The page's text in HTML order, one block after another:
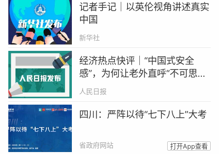
记者手记｜以英伦视角讲述真实
中国
新华社
经济热点快评｜“中国式安全
感”，为何让老外直呼“不可思
议”？
人民日报
四川：严阵以待“七下八上”大考
省政府网站 打开App查看